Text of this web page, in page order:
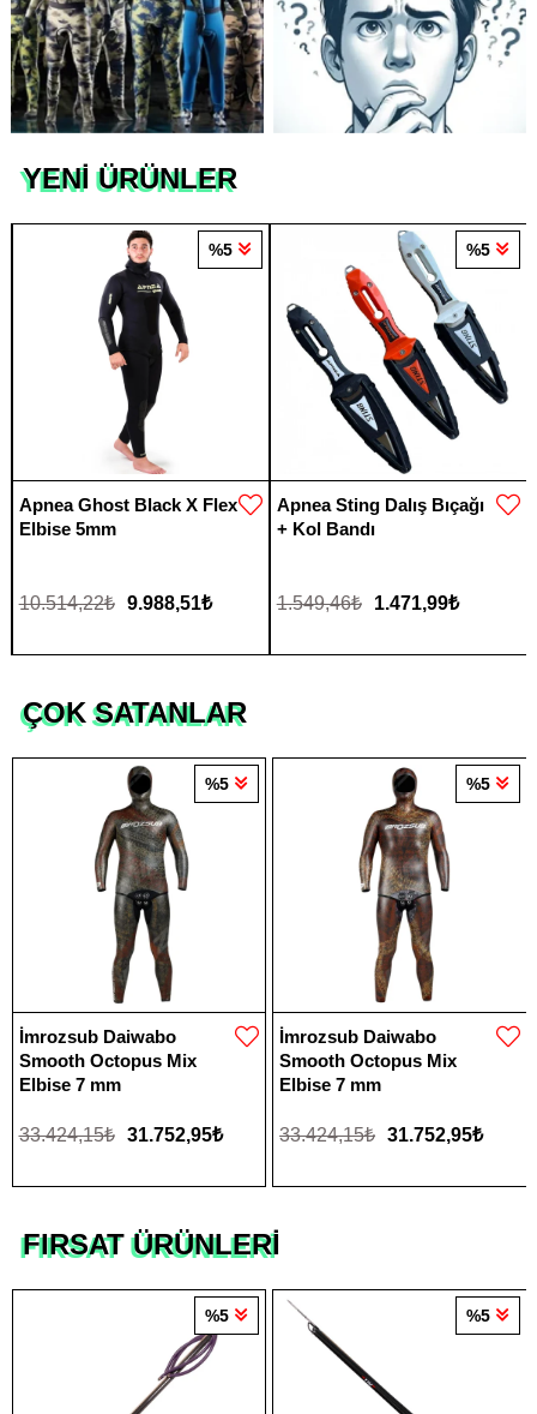
YENİ ÜRÜNLER
Apnea Ghost Black X Flex
Elbise 5mm
9.988,51₺
10.514,22₺
%5
Apnea Sting Dalış Bıçağı
+ Kol Bandı
1.471,99₺
1.549,46₺
%5
ÇOK SATANLAR
İmrozsub Daiwabo
Smooth Octopus Mix
Elbise 7 mm
31.752,95₺
33.424,15₺
%5
İmrozsub Daiwabo
Smooth Octopus Mix
Elbise 7 mm
31.752,95₺
33.424,15₺
%5
FIRSAT ÜRÜNLERİ
%5 %5